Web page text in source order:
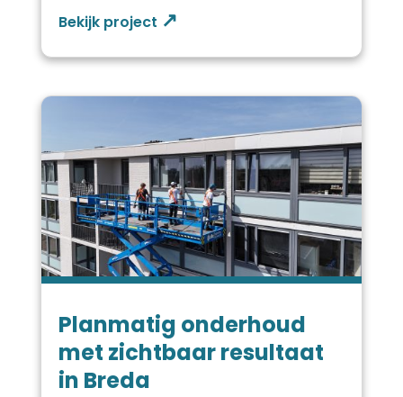
Planmatig onderhoud
met zichtbaar resultaat
in Breda